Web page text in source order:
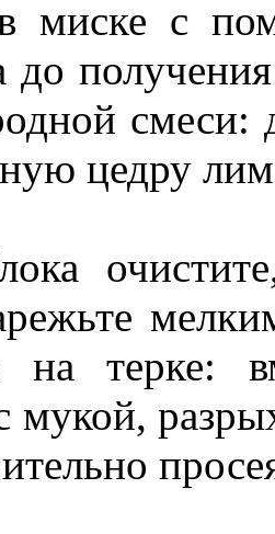
миске с
до
смеси:
цедру
на терке:
мукой,